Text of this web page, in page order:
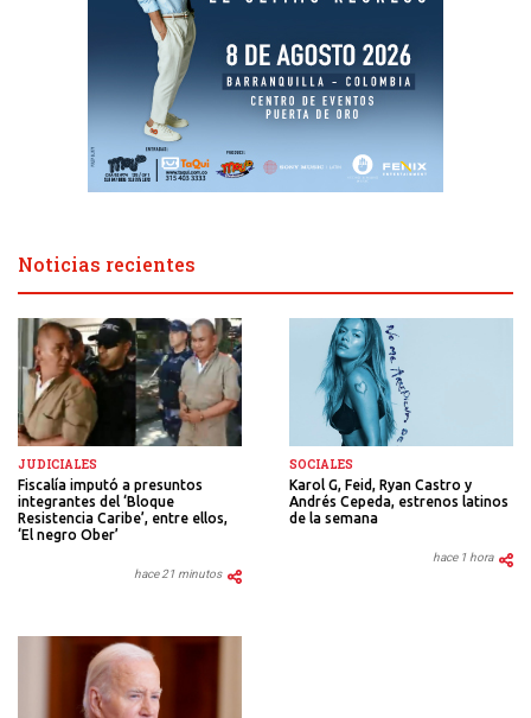
Noticias recientes
JUDICIALES
Fiscalía imputó a presuntos
integrantes del ‘Bloque
Resistencia Caribe’, entre ellos,
‘El negro Ober’
hace 21 minutos
SOCIALES
Karol G, Feid, Ryan Castro y
Andrés Cepeda, estrenos latinos
de la semana
hace 1 hora